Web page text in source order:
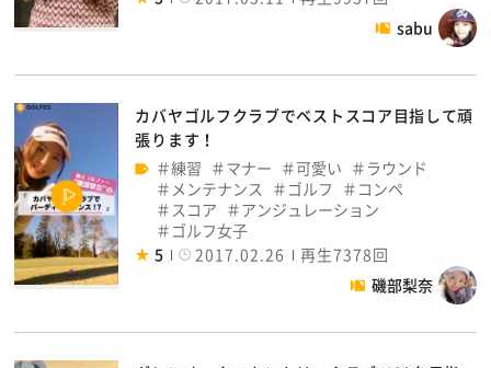
sabu
カバヤゴルフクラブでベストスコア目指して頑
張ります！
練習
マナー 可愛い
ラウンド
メンテナンス
ゴルフ
コンペ
スコア
アンジュレーション
ゴルフ女子
5
2017.02.26
再生7378回
磯部梨奈